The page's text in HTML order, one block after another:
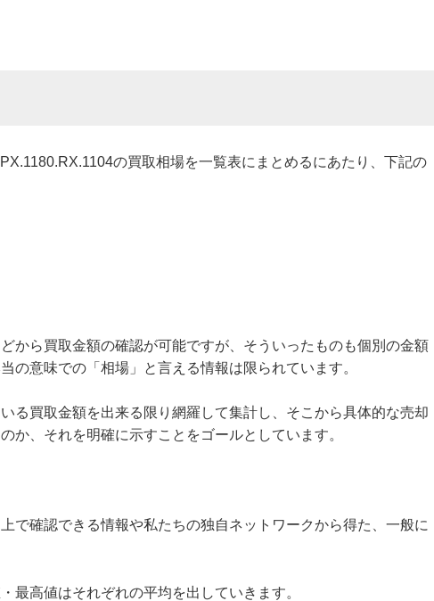
の買取相場を一覧表にまとめるにあたり、下記の
から買取金額の確認が可能ですが、そういったものも個別の金額
の意味での「相場」と言える情報は限られています。
る買取金額を出来る限り網羅して集計し、そこから具体的な売却
か、それを明確に示すことをゴールとしています。
で確認できる情報や私たちの独自ネットワークから得た、一般に
最高値はそれぞれの平均を出していきます。